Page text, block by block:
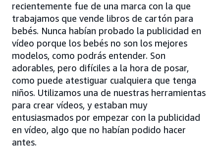
recientemente fue de una marca con la que
trabajamos que vende libros de cartón para
bebés. Nunca habían probado la publicidad en
vídeo porque los bebés no son los mejores
modelos, como podrás entender. Son
adorables, pero difíciles a la hora de posar,
como puede atestiguar cualquiera que tenga
niños. Utilizamos una de nuestras herramientas
para crear vídeos, y estaban muy
entusiasmados por empezar con la publicidad
en vídeo, algo que no habían podido hacer
antes.